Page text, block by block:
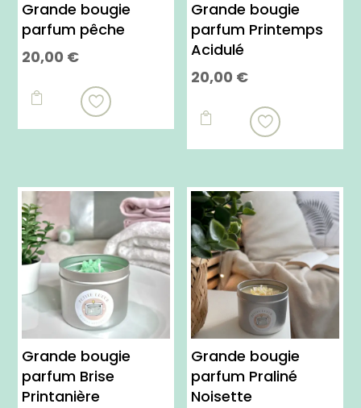
Grande bougie
parfum pêche
20,00 €

Grande bougie
parfum Printemps
Acidulé
20,00 €

Grande bougie
parfum Brise
Printanière
Grande bougie
parfum Praliné
Noisette